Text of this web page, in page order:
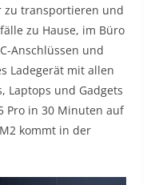
zu transportieren und
zu Hause, im Büro
Anschlüssen und
Ladegerät mit allen
Laptops und Gadgets
Pro in 30 Minuten auf
kommt in der